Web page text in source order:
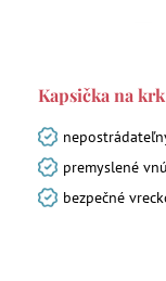
Kapsička na
premyslené
bezpečné